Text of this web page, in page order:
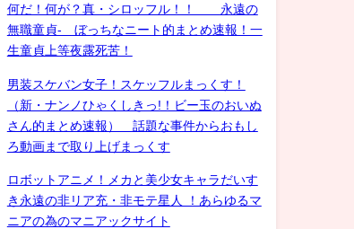
何だ！何が？真・シロッフル！！ 永遠の
無職童貞- ぼっちなニート的まとめ速報！一
生童貞上等夜露死苦！
男装スケバン女子！スケッフルまっくす！
（新・ナンノひゃくしきっ!！ビー玉のおいぬ
さん的まとめ速報） 話題な事件からおもし
ろ動画まで取り上げまっくす
ロボットアニメ！メカと美少女キャラだいす
き永遠の非リア充・非モテ星人 ！あらゆるマ
ニアの為のマニアックサイト